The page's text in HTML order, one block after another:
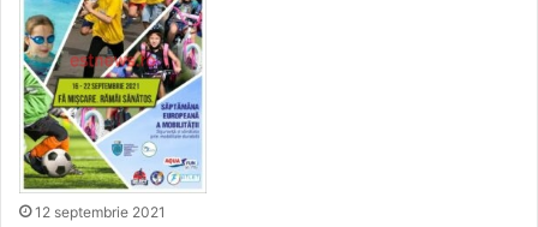
12 septembrie 2021